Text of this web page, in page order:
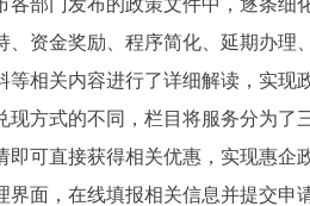
门发布的政策文件中，逐条细
、资金奖励、程序简化、延期办
相关内容进行了详细解读，实现
式的不同，栏目将服务分为了三
即可直接获得相关优惠，实现惠企
界面，在线填报相关信息并提交